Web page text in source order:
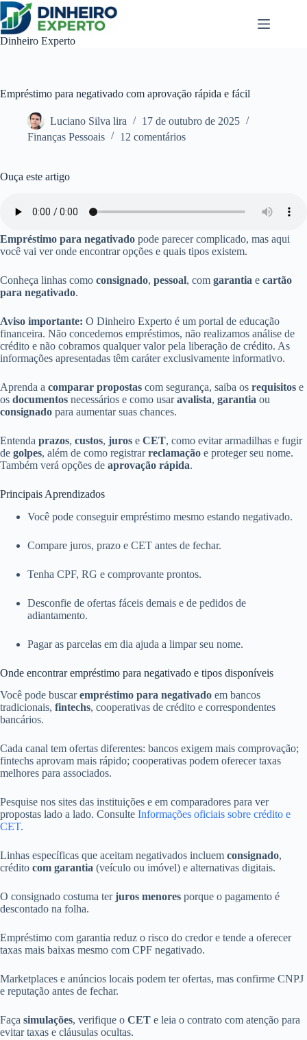
Pular
para
o
conteúdo
Dinheiro Experto
Empréstimo para negativado com aprovação rápida e fácil
Luciano Silva lira
17 de outubro de 2025
Finanças Pessoais
12 comentários
Ouça este artigo
Empréstimo para negativado pode parecer complicado, mas aqui
você vai ver onde encontrar opções e quais tipos existem.
Conheça linhas como consignado, pessoal, com garantia e cartão
para negativado.
Aviso importante: O Dinheiro Experto é um portal de educação
financeira. Não concedemos empréstimos, não realizamos análise de
crédito e não cobramos qualquer valor pela liberação de crédito. As
informações apresentadas têm caráter exclusivamente informativo.
Aprenda a comparar propostas com segurança, saiba os requisitos e
os documentos necessários e como usaravalista, garantia ou
consignado para aumentar suas chances.
Entenda prazos, custos, juros e CET, como evitar armadilhas e fugir
de golpes, além de como registrarreclamação e proteger seu nome.
Também verá opções de aprovação rápida.
Principais Aprendizados
Você pode conseguir empréstimo mesmo estando negativado.
Compare juros, prazo e CET antes de fechar.
Tenha CPF, RG e comprovante prontos.
Desconfie de ofertas fáceis demais e de pedidos de
adiantamento.
Pagar as parcelas em dia ajuda a limpar seu nome.
Onde encontrar empréstimo para negativado e tipos disponíveis
Você pode buscarempréstimo para negativado em bancos
tradicionais, fintechs, cooperativas de crédito e correspondentes
bancários.
Cada canal tem ofertas diferentes: bancos exigem mais comprovação;
fintechs aprovam mais rápido; cooperativas podem oferecer taxas
melhores para associados.
Pesquise nos sites das instituições e em comparadores para ver
propostas lado a lado. Consulte Informações oficiais sobre crédito e
CET.
Linhas específicas que aceitam negativados incluem consignado,
crédito com garantia (veículo ou imóvel) e alternativas digitais.
O consignado costuma terjuros menores porque o pagamento é
descontado na folha.
Empréstimo com garantia reduz o risco do credor e tende a oferecer
taxas mais baixas mesmo com CPF negativado.
Marketplaces e anúncios locais podem ter ofertas, mas confirme CNPJ
e reputação antes de fechar.
Faça simulações, verifique o CET e leia o contrato com atenção para
evitar taxas e cláusulas ocultas.